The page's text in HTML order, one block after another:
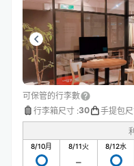
可保管的行李數
行李箱尺寸 :30 手提包
8/10月 8/11火 8/12水